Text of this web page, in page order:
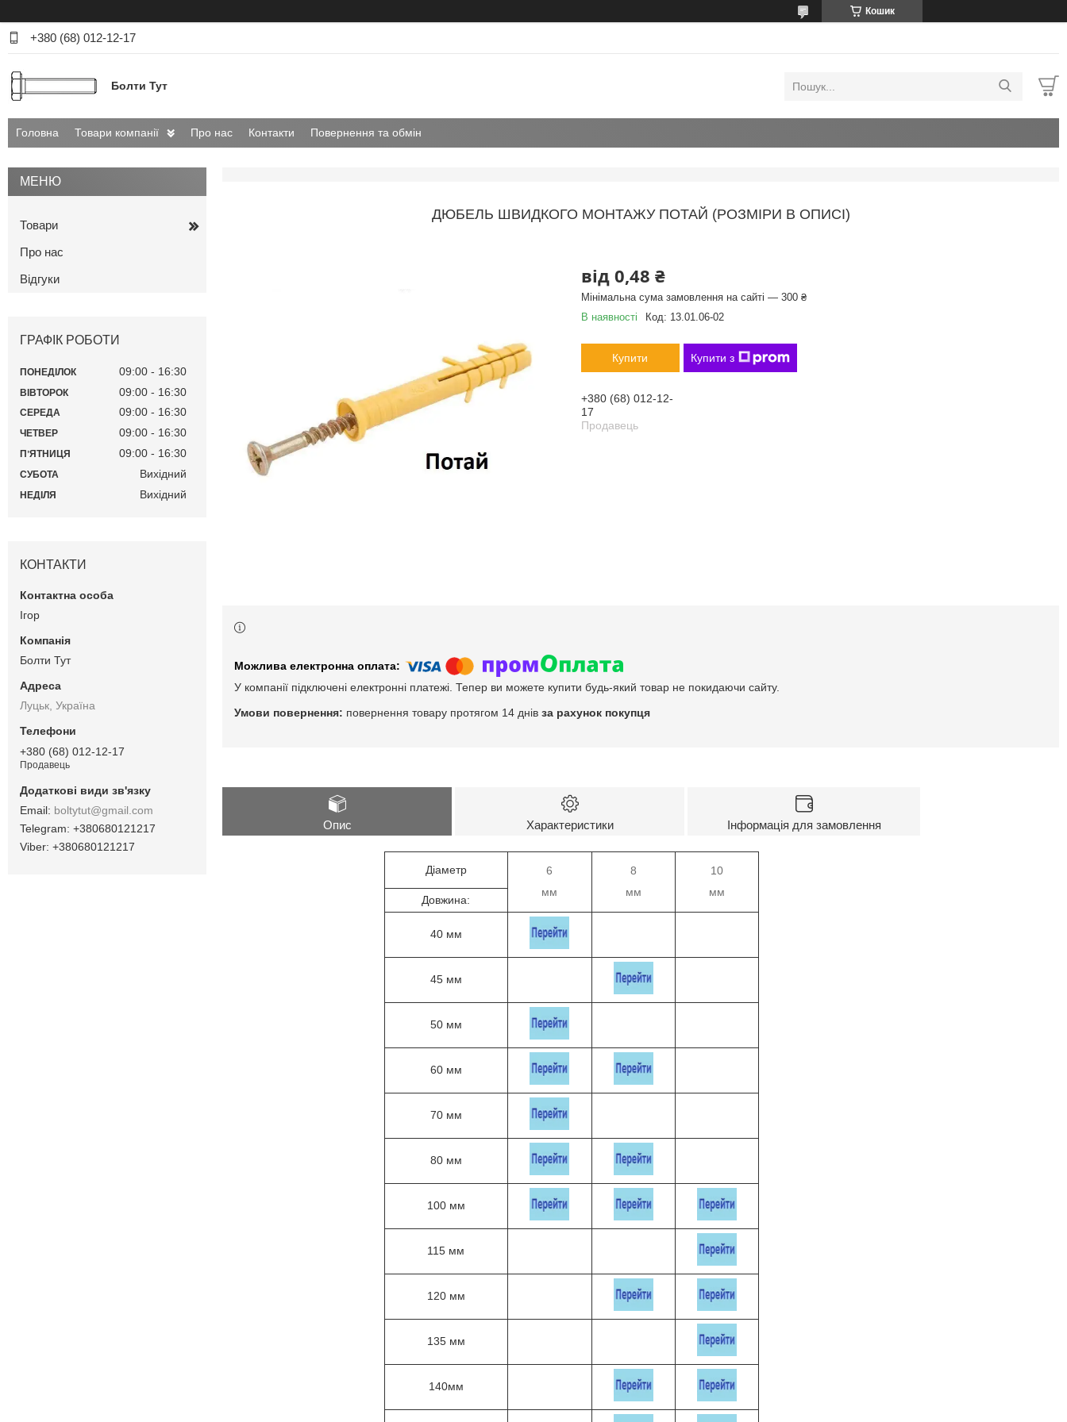
Кошик
+380 (68) 012-12-17
Болти Тут
Головна Товари компанії Про нас Контакти Повернення та обмін
ДЮБЕЛЬ ШВИДКОГО МОНТАЖУ ПОТАЙ (РОЗМІРИ В ОПИСІ)
від 0,48 ₴
Мінімальна сума замовлення на сайті — 300 ₴
В наявності
Код: 13.01.06-02
Купити Купити з
+380 (68) 012-12-
17
Продавець
У компанії підключені електронні платежі. Тепер ви можете купити будь-який товар не покидаючи сайту.
повернення товару протягом 14 днів за рахунок покупця
Опис Характеристики Інформація для замовлення
Діаметр
6
мм
8
мм
10
мм
Довжина:
40 мм
45 мм
50 мм
60 мм
70 мм
80 мм
100 мм
115 мм
120 мм
135 мм
140мм
Товари
Про нас
Відгуки
ГРАФІК РОБОТИ
ПОНЕДІЛОК 09:00 16:30
ВІВТОРОК 09:00 16:30
СЕРЕДА 09:00 16:30
ЧЕТВЕР 09:00 16:30
ПʼЯТНИЦЯ 09:00 16:30
СУБОТА Вихідний
НЕДІЛЯ Вихідний
КОНТАКТИ
Ігор
Болти Тут
Луцьк, Україна
+380 (68) 012-12-17
Продавець
boltytut@gmail.com
+380680121217
+380680121217